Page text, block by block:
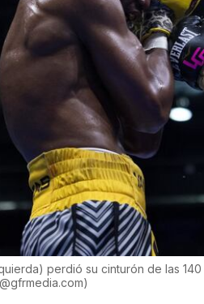
perdió su cinturón de las
)